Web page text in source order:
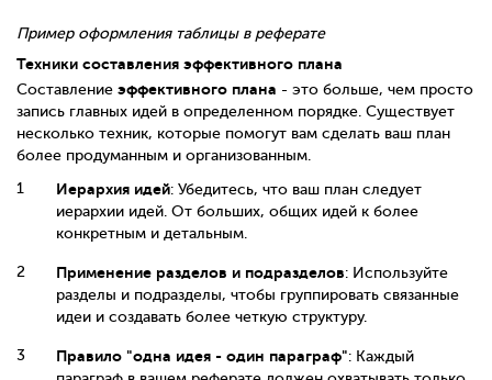
Пример оформления таблицы в реферате
Техники составления эффективного плана
Составление эффективного плана - это больше, чем просто
запись главных идей в определенном порядке. Существует
несколько техник, которые помогут вам сделать ваш план
более продуманным и организованным.
Иерархия идей: Убедитесь, что ваш план следует
иерархии идей. От больших, общих идей к более
конкретным и детальным.
Применение разделов и подразделов: Используйте
разделы и подразделы, чтобы группировать связанные
идеи и создавать более четкую структуру.
Правило "одна идея - один параграф": Каждый